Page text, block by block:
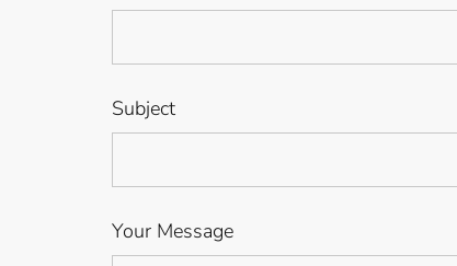
Subject
Your Message